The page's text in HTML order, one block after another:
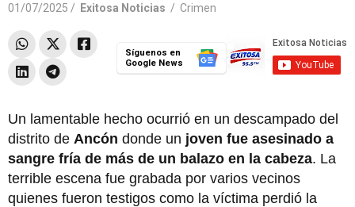
01/07/2025 / Exitosa Noticias / Crimen
Síguenos en
Google News
Un lamentable hecho ocurrió en un descampado del
distrito de Ancón donde un joven fue asesinado a
sangre fría de más de un balazo en la cabeza. La
terrible escena fue grabada por varios vecinos
quienes fueron testigos como la víctima perdió la